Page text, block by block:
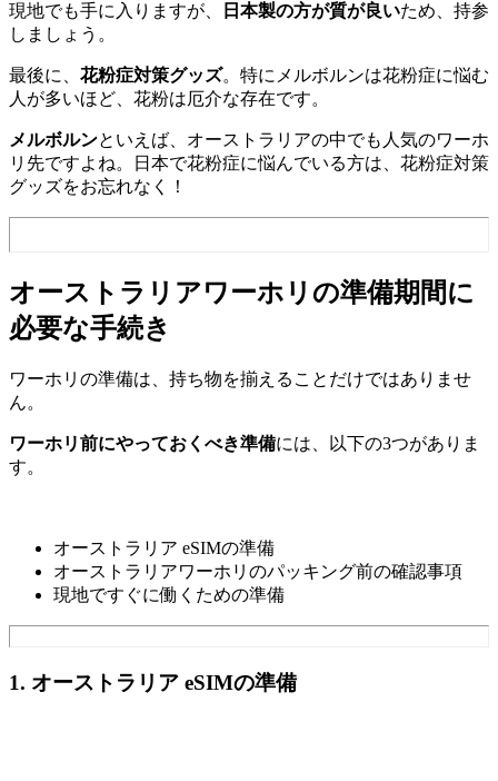
現地でも手に入りますが、 日本製の方が質が良いため、持参
しましょう。
最後に、 花粉症対策グッズ。特にメルボルンは花粉症に悩む
人が多いほど、花粉は厄介な存在です。
メルボルンといえば、オーストラリアの中でも人気のワーホ
リ先ですよね。日本で花粉症に悩んでいる方は、花粉症対策
グッズをお忘れなく！
オーストラリアワーホリの準備期間に
必要な手続き
ワーホリの準備は、持ち物を揃えることだけではありませ
ん。
ワーホリ前にやっておくべき準備には、以下の3つがありま
す。
オーストラリア eSIMの準備
オーストラリアワーホリのパッキング前の確認事項
現地ですぐに働くための準備
1. オーストラリア eSIMの準備